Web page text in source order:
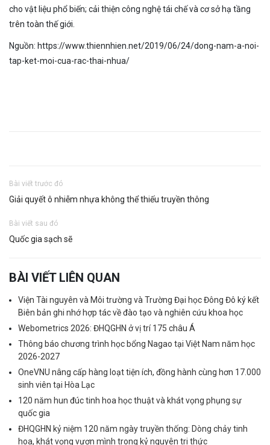
cho vật liệu phổ biến; cải thiện công nghệ tái chế và cơ sở hạ tầng
trên toàn thế giới.
Nguồn: https://www.thiennhien.net/2019/06/24/dong-nam-a-noi-
tap-ket-moi-cua-rac-thai-nhua/
Bài viết trước đó
Giải quyết ô nhiễm nhựa không thể thiếu truyền thông
Bài viết sau đó
Quốc gia sạch sẽ
BÀI VIẾT LIÊN QUAN
Viện Tài nguyên và Môi trường và Trường Đại học Đông Đô ký kết
Biên bản ghi nhớ hợp tác về đào tạo và nghiên cứu khoa học
Webometrics 2026: ĐHQGHN ở vị trí 175 châu Á
Thông báo chương trình học bổng Nagao tại Việt Nam năm học
2026-2027
OneVNU nâng cấp hàng loạt tiện ích, đồng hành cùng hơn 17.000
sinh viên tại Hòa Lạc
120 năm hun đúc tinh hoa học thuật và khát vọng phụng sự
quốc gia
ĐHQGHN kỷ niệm 120 năm ngày truyền thống: Dòng chảy tinh
hoa, khát vọng vươn mình trong kỷ nguyên tri thức